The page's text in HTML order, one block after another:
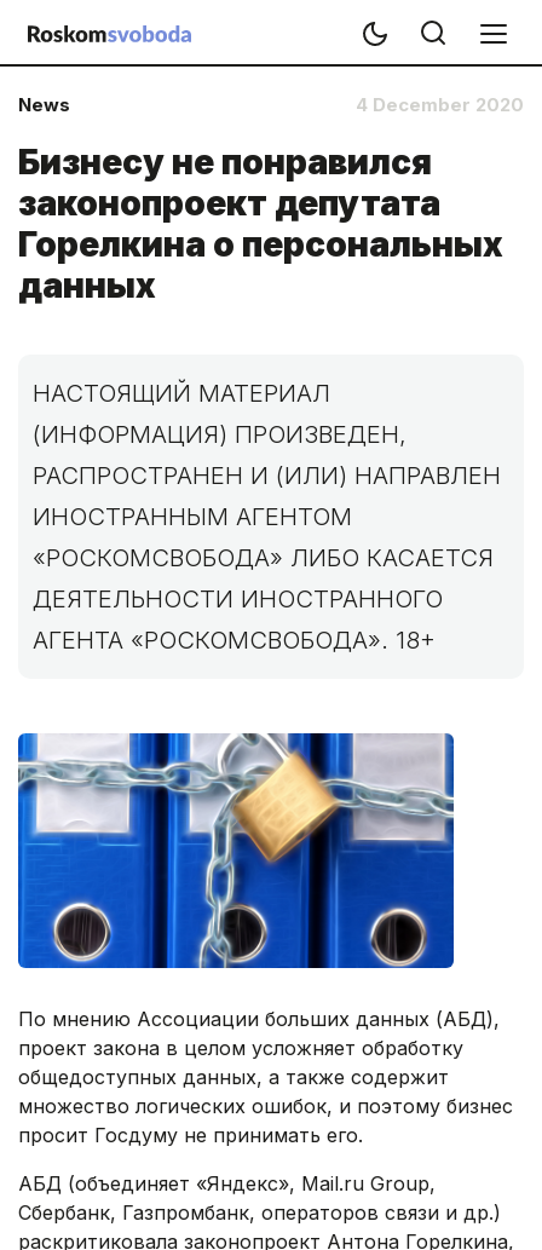
News 4 December 2020
Бизнесу не понравился
законопроект депутата
Горелкина о персональных
данных
НАСТОЯЩИЙ МАТЕРИАЛ
(ИНФОРМАЦИЯ) ПРОИЗВЕДЕН,
РАСПРОСТРАНЕН И (ИЛИ) НАПРАВЛЕН
ИНОСТРАННЫМ АГЕНТОМ
«РОСКОМСВОБОДА» ЛИБО КАСАЕТСЯ
ДЕЯТЕЛЬНОСТИ ИНОСТРАННОГО
АГЕНТА «РОСКОМСВОБОДА». 18+
По мнению Ассоциации больших данных (АБД),
проект закона в целом усложняет обработку
общедоступных данных, а также содержит
множество логических ошибок, и поэтому бизнес
просит Госдуму не принимать его.
АБД (объединяет «Яндекс», Mail.ru Group,
Сбербанк, Газпромбанк, операторов связи и др.)
раскритиковала законопроект Антона Горелкина,